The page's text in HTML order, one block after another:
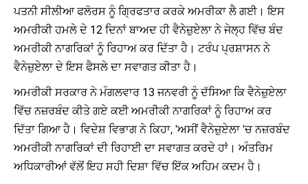
ਪਤਨੀ ਸੀਲੀਆ ਫਲੋਰਸ ਨੂੰ ਗ੍ਰਿਫਤਾਰ ਕਰਕੇ ਅਮਰੀਕਾ ਲੈ ਗਈ। ਇਸ
ਅਮਰੀਕੀ ਹਮਲੇ ਦੇ 12 ਦਿਨਾਂ ਬਾਅਦ ਹੀ ਵੈਨੇਜ਼ੁਏਲਾ ਨੇ ਜੇਲ੍ਹ ਵਿੱਚ ਬੰਦ
ਅਮਰੀਕੀ ਨਾਗਰਿਕਾਂ ਨੂੰ ਰਿਹਾਅ ਕਰ ਦਿੱਤਾ ਹੈ। ਟਰੰਪ ਪ੍ਰਸ਼ਾਸਨ ਨੇ
ਵੈਨੇਜ਼ੁਏਲਾ ਦੇ ਇਸ ਫੈਸਲੇ ਦਾ ਸਵਾਗਤ ਕੀਤਾ ਹੈ।
ਅਮਰੀਕੀ ਸਰਕਾਰ ਨੇ ਮੰਗਲਵਾਰ 13 ਜਨਵਰੀ ਨੂੰ ਦੱਸਿਆ ਕਿ ਵੈਨੇਜ਼ੁਏਲਾ
ਵਿੱਚ ਨਜ਼ਰਬੰਦ ਕੀਤੇ ਗਏ ਕਈ ਅਮਰੀਕੀ ਨਾਗਰਿਕਾਂ ਨੂੰ ਰਿਹਾਅ ਕਰ
ਦਿੱਤਾ ਗਿਆ ਹੈ। ਵਿਦੇਸ਼ ਵਿਭਾਗ ਨੇ ਕਿਹਾ, 'ਅਸੀਂ ਵੈਨੇਜ਼ੁਏਲਾ 'ਚ ਨਜ਼ਰਬੰਦ
ਅਮਰੀਕੀ ਨਾਗਰਿਕਾਂ ਦੀ ਰਿਹਾਈ ਦਾ ਸਵਾਗਤ ਕਰਦੇ ਹਾਂ। ਅੰਤਰਿਮ
ਅਧਿਕਾਰੀਆਂ ਵੱਲੋਂ ਇਹ ਸਹੀ ਦਿਸ਼ਾ ਵਿੱਚ ਇੱਕ ਅਹਿਮ ਕਦਮ ਹੈ।